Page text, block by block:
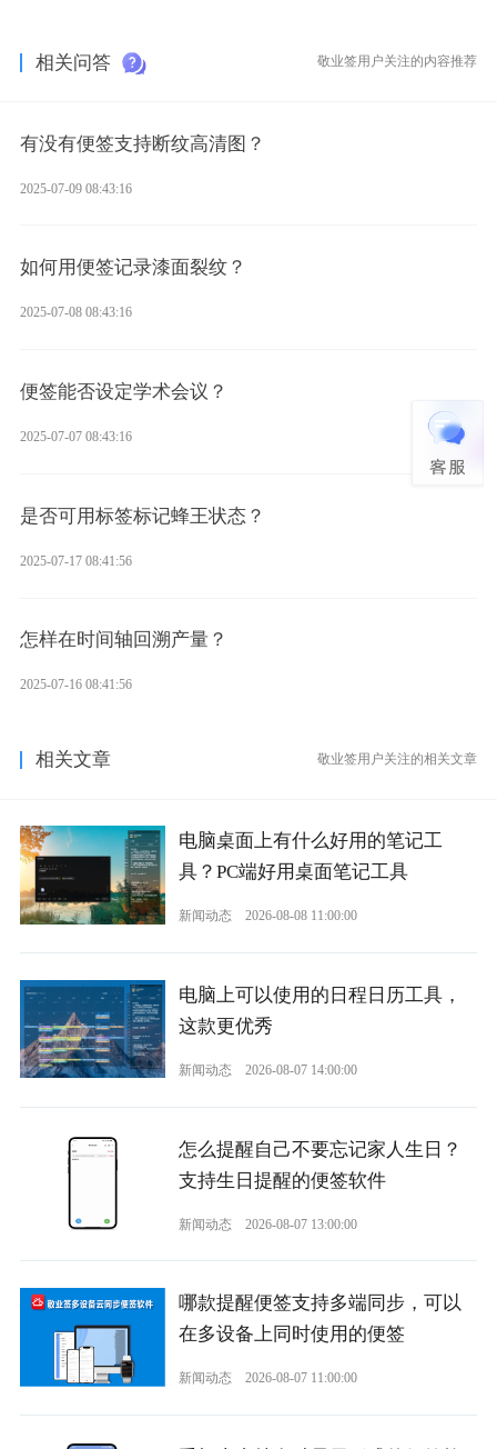
相关问答 敬业签用户关注的内容推荐
有没有便签支持断纹高清图？
2025-07-09 08:43:16
如何用便签记录漆面裂纹？
2025-07-08 08:43:16
便签能否设定学术会议？
2025-07-07 08:43:16
是否可用标签标记蜂王状态？
2025-07-17 08:41:56
怎样在时间轴回溯产量？
2025-07-16 08:41:56
相关文章 敬业签用户关注的相关文章
电脑桌面上有什么好用的笔记工
具？PC端好用桌面笔记工具
新闻动态 2026-08-08 11:00:00
电脑上可以使用的日程日历工具，
这款更优秀
新闻动态 2026-08-07 14:00:00
怎么提醒自己不要忘记家人生日？
支持生日提醒的便签软件
新闻动态 2026-08-07 13:00:00
哪款提醒便签支持多端同步，可以
在多设备上同时使用的便签
新闻动态 2026-08-07 11:00:00